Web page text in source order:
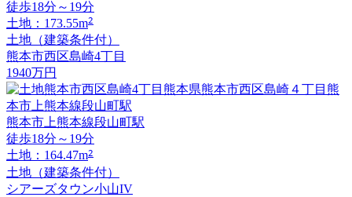
徒歩18分～19分
土地：173.55m2
土地（建築条件付）
熊本市西区島崎4丁目
1940万円
熊本市上熊本線段山町駅
徒歩18分～19分
土地：164.47m2
土地（建築条件付）
シアーズタウン小山IV